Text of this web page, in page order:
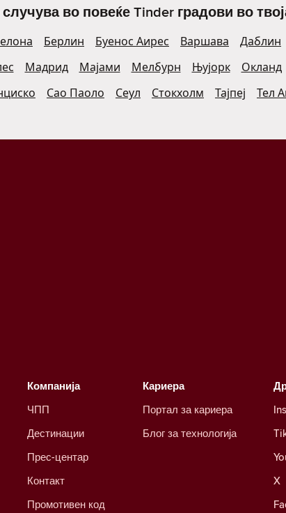
во повеќе Tinder градови во
Берлин Буенос Аирес Варшава Даблин
Мадрид Мајами Мелбурн Њујорк Окланд
Сао Паоло Сеул Стокхолм Тајпеј Тел
X
Кариера
Портал за кариера
Блог за технологија
Компанија
ЧПП
Дестинации
Прес-центар
Контакт
Промотивен код